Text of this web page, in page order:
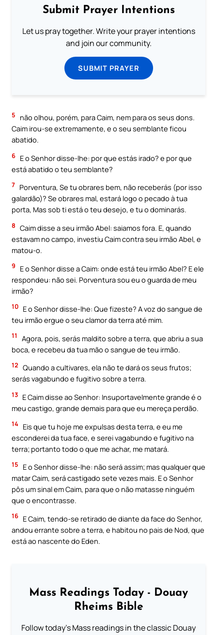
Submit Prayer Intentions
Let us pray together. Write your prayer intentions
and join our community.
SUBMIT PRAYER
5
não olhou, porém, para Caim, nem para os seus dons.
Caim irou-se extremamente, e o seu semblante ficou
abatido.
6 E o Senhor disse-lhe: por que estás irado? e por que
está abatido o teu semblante?
7 Porventura, Se tu obrares bem, não receberás (por isso
galardão)? Se obrares mal, estará logo o pecado à tua
porta, Mas sob ti está o teu desejo, e tu o dominarás.
8 Caim disse a seu irmão Abel: saiamos fora. E, quando
estavam no campo, investiu Caim contra seu irmão Abel, e
matou-o.
9
E o Senhor disse a Caim: onde está teu irmão Abel? E ele
respondeu: não sei. Porventura sou eu o guarda de meu
irmão?
10 E o Senhor disse-lhe: Que fizeste? A voz do sangue de
teu irmão ergue o seu clamor da terra até mim.
11
Agora, pois, serás maldito sobre a terra, que abriu a sua
boca, e recebeu da tua mão o sangue de teu irmão.
12 Quando a cultivares, ela não te dará os seus frutos;
serás vagabundo e fugitivo sobre a terra.
13 E Caim disse ao Senhor: Insuportavelmente grande é o
meu castigo, grande demais para que eu mereça perdão.
14 Eis que tu hoje me expulsas desta terra, e eu me
esconderei da tua face, e serei vagabundo e fugitivo na
terra; portanto todo o que me achar, me matará.
15
E o Senhor disse-lhe: não será assim; mas qualquer que
matar Caim, será castigado sete vezes mais. E o Senhor
pôs um sinal em Caim, para que o não matasse ninguém
que o encontrasse.
16 E Caim, tendo-se retirado de diante da face do Senhor,
andou errante sobre a terra, e habitou no pais de Nod, que
está ao nascente do Eden.
Mass Readings Today - Douay
Rheims Bible
Follow today's Mass readings in the classic Douay